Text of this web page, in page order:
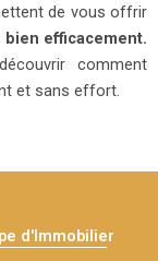
de vous offrir
efficacement.
comment
et sans effort.
d'Immobilier